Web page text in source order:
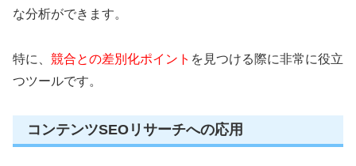
な分析ができます。
特に、 競合との差別化ポイント を見つける際に非常に役立
つツールです。
コンテンツSEOリサーチへの応用